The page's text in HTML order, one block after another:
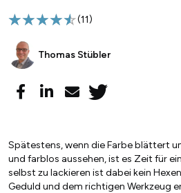
(11)
Thomas Stübler
Spätestens, wenn die Farbe blättert
und farblos aussehen, ist es Zeit für
selbst zu lackieren ist dabei kein
Geduld und dem richtigen Werkzeug